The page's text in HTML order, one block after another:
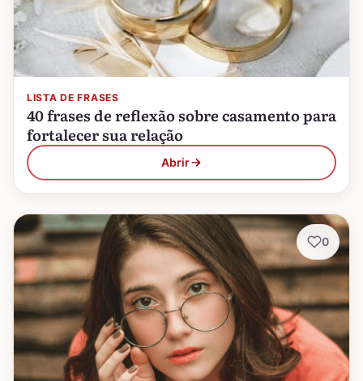
LISTA DE FRASES
40 frases de reflexão sobre casamento para
fortalecer sua relação
Abrir
0